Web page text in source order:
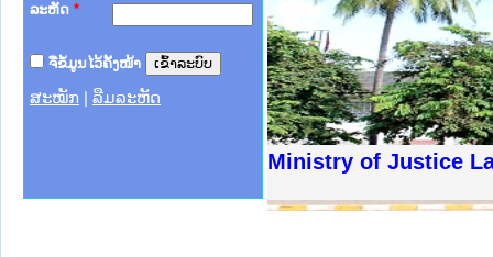
ລະຫັດ *
ຈື່ຂໍ້ມູນໄວ້ຄັ້ງໜ້າ
ສະໝັກ ລືມລະຫັດ
Ministry of Justice
າຊົນ ພາກເໜືອ
ການ
ກາງ
ໃຕ້
ຕຳຫຼວດປະຊາຊົນ
ສັນຕິບານປະຊາຊົນ
ກເໜືອ
າຊົນ ພາກກາງ